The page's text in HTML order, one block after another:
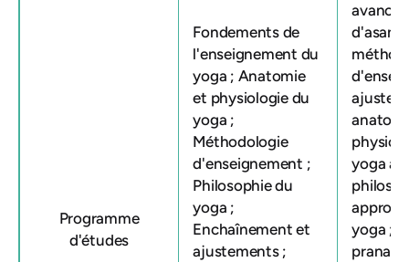
Programme
d'études
Fondements de
l'enseignement du
yoga ; Anatomie
et physiologie du
yoga ;
Méthodologie
d'enseignement ;
Philosophie du
yoga ;
Enchaînement et
ajustements ;
yoga
yoga ;